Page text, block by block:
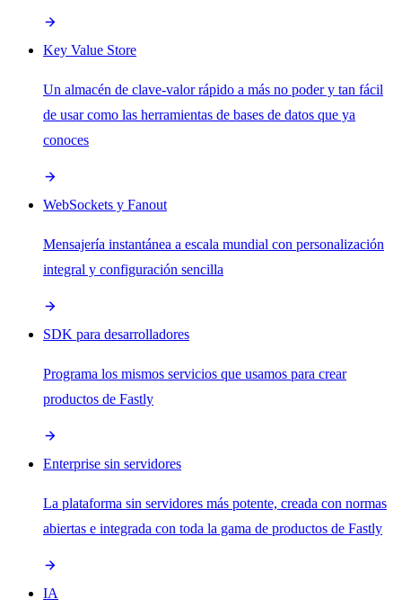
Key Value Store
Un almacén de clave-valor rápido a más no poder y tan fácil
de usar como las herramientas de bases de datos que ya
conoces
WebSockets y Fanout
Mensajería instantánea a escala mundial con personalización
integral y configuración sencilla
SDK para desarrolladores
Programa los mismos servicios que usamos para crear
productos de Fastly
Enterprise sin servidores
La plataforma sin servidores más potente, creada con normas
abiertas e integrada con toda la gama de productos de Fastly
IA